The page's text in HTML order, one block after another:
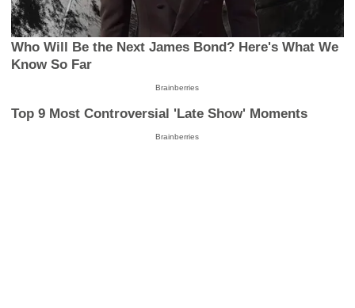
Who Will Be the Next James Bond? Here's What We
Know So Far
Brainberries
Top 9 Most Controversial 'Late Show' Moments
Brainberries